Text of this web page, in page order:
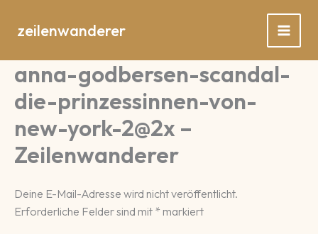
Inhaltzeilenwanderer
anna-godbersen-scandal-
die-prinzessinnen-von-
new-york-2@2x –
Zeilenwanderer
Deine E-Mail-Adresse wird nicht veröffentlicht.
Erforderliche Felder sind mit * markiert